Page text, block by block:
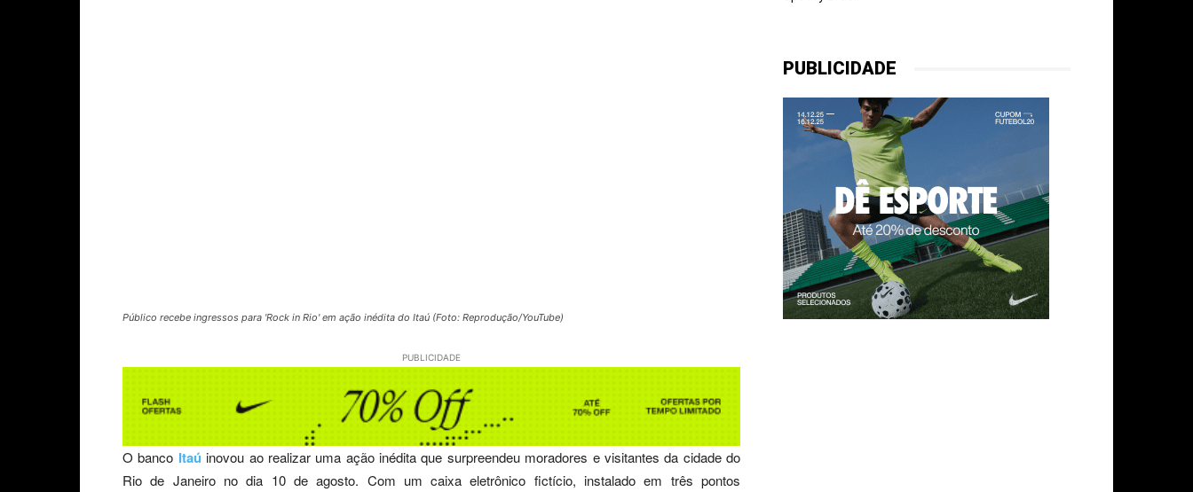
Público recebe ingressos para 'Rock in Rio' em ação inédita do Itaú (Foto: Reprodução/YouTube)
PUBLICIDADE
O banco Itaú inovou ao realizar uma ação inédita que surpreendeu moradores e visitantes da cidade do
Rio de Janeiro no dia 10 de agosto. Com um caixa eletrônico fictício, instalado em três pontos
PUBLICIDADE